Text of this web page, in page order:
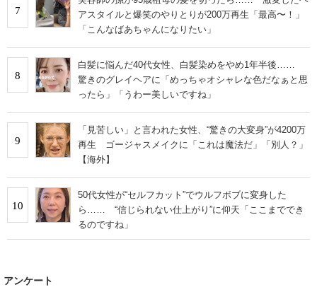
7
アスタイルと爆笑のやりとりが200万再生「最高〜！」
「こんなばあちゃんになりたい」
8
白髪に悩んだ40代女性、白髪染めをやめ1年半後……
驚きのグレイヘアに「めっちゃオシャレな色だなぁと思
ったら」「うわー美しいですね」
9
「見苦しい」と言われた女性、“驚きの大変身”が4200万
再生 ゴージャスメイクに「これは魔法だ」「別人？」
【海外】
10
50代女性が“セルフカット”でウルフボブに変身した
ら…… “信じられない仕上がり”に仰天「ここまででき
るのですね」
アンケート